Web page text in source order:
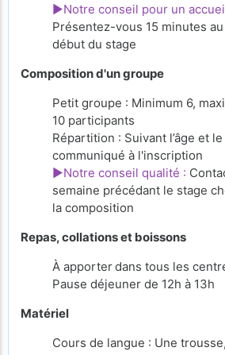
►Notre conseil pour un
Présentez-vous 15 minutes
début du stage
Composition d'un groupe
Petit groupe : Minimum 6,
10 participants
Répartition : Suivant l’âge et
communiqué à l'inscription
►Notre conseil qualité :
semaine précédant le stage
la composition
Repas, collations et boissons
À apporterdans tous les
Pause déjeuner de 12h à 13h
Matériel
Cours de langue : Une